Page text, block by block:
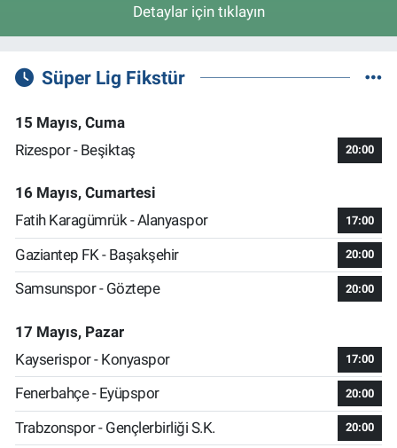
Detaylar için tıklayın
Süper Lig Fikstür
15 Mayıs, Cuma
Rizespor - Beşiktaş
20:00
16 Mayıs, Cumartesi
Fatih Karagümrük - Alanyaspor
17:00
Gaziantep FK - Başakşehir 20:00
Samsunspor - Göztepe 20:00
17 Mayıs, Pazar
Kayserispor - Konyaspor
17:00
Fenerbahçe - Eyüpspor 20:00
Trabzonspor - Gençlerbirliği S.K. 20:00